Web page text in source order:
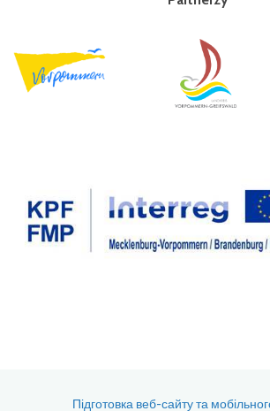
Підготовка веб-сайту та